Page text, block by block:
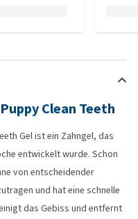
Clean Teeth
Gel ist ein Zahngel, das
entwickelt wurde. Schon
von entscheidender
und hat eine schnelle
das Gebiss und entfernt